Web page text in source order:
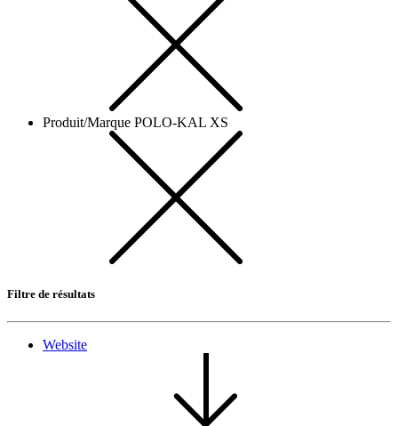
Produit/Marque POLO-KAL XS
Filtre de résultats
Website